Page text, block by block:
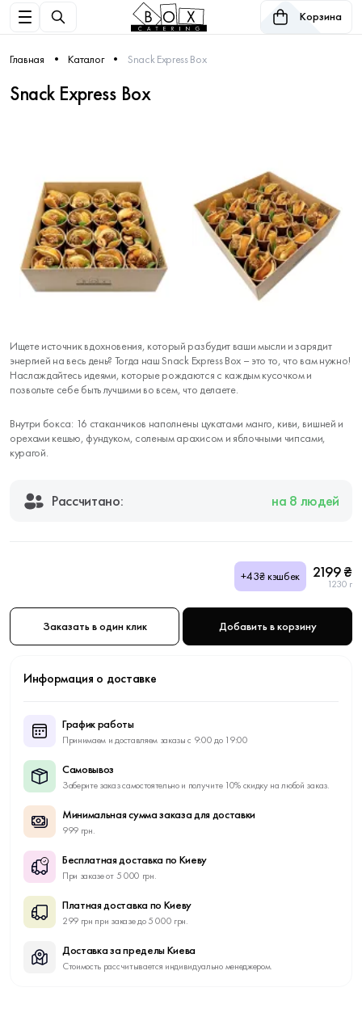
Корзина
Главная Каталог Snack Express Box
Snack Express Box
Ищете источник вдохновения, который разбудит ваши мысли и зарядит
энергией на весь день? Тогда наш Snack Express Box – это то, что вам нужно!
Наслаждайтесь идеями, которые рождаются с каждым кусочком и
позвольте себе быть лучшими во всем, что делаете.
Внутри бокса: 16 стаканчиков наполнены цукатами манго, киви, вишней и
орехами кешью, фундуком, соленым арахисом и яблочными чипсами,
курагой.
Рассчитано: на 8 людей
+43₴ кэшбек 2199 ₴
1230 г
Заказать в один клик Добавить в корзину
Информация о доставке
График работы
Принимаем и доставляем заказы с 9:00 до 19:00
Самовывоз
Заберите заказ самостоятельно и получите 10% скидку на любой заказ.
Минимальная сумма заказа для доставки
999 грн.
Бесплатная доставка по Киеву
При заказе от 5 000 грн.
Платная доставка по Киеву
299 грн при заказе до 5 000 грн.
Доставка за пределы Киева
Стоимость рассчитывается индивидуально менеджером.